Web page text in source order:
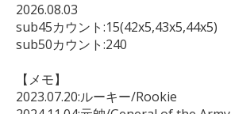
2026.08.03
sub45カウント:15(42x5,43x5,44x5)
sub50カウント:240
【メモ】
2023.07.20:ルーキー/Rookie